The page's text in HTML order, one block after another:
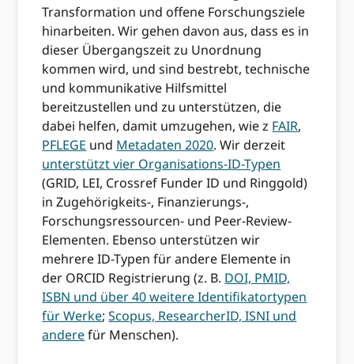
Transformation und offene Forschungsziele
hinarbeiten. Wir gehen davon aus, dass es in
dieser Übergangszeit zu Unordnung
kommen wird, und sind bestrebt, technische
und kommunikative Hilfsmittel
bereitzustellen und zu unterstützen, die
dabei helfen, damit umzugehen, wie z FAIR,
PFLEGE und Metadaten 2020. Wir derzeit
unterstützt vier Organisations-ID-Typen
(GRID, LEI, Crossref Funder ID und Ringgold)
in Zugehörigkeits-, Finanzierungs-,
Forschungsressourcen- und Peer-Review-
Elementen. Ebenso unterstützen wir
mehrere ID-Typen für andere Elemente in
der ORCID Registrierung (z. B. DOI, PMID,
ISBN und über 40 weitere Identifikatortypen
für Werke;Scopus, ResearcherID, ISNI und
anderefür Menschen).